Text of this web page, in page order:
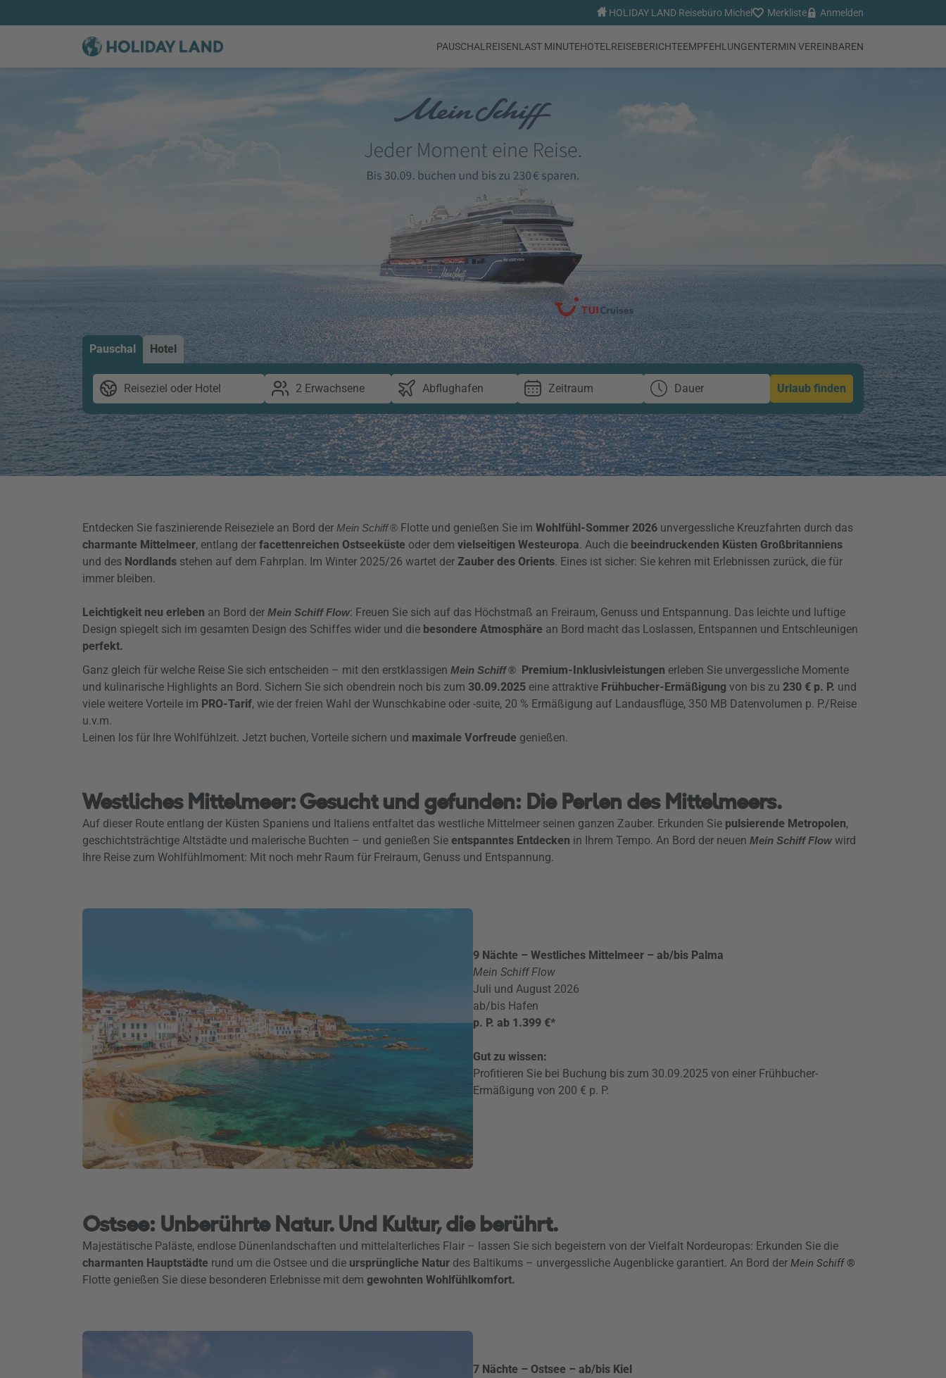
HOLIDAY LAND Reisebüro Michel Merkliste Anmelden
PAUSCHALREISENLAST MINUTEHOTEL REISEBERICHTEEMPFEHLUNGENTERMIN VEREINBAREN
Pauschal Hotel
Reiseziel oder Hotel 2 Erwachsene Abflughafen Zeitraum Dauer Urlaub finden
Entdecken Sie faszinierende Reiseziele an Bord der Mein Schiff® Flotte und genießen Sie im Wohlfühl-Sommer 2026 unvergessliche Kreuzfahrten durch das
charmante Mittelmeer, entlang der facettenreichen Ostseeküste oder dem vielseitigen Westeuropa. Auch die beeindruckenden Küsten Großbritanniens
und des Nordlands stehen auf dem Fahrplan. Im Winter 2025/26 wartet der Zauber des Orients. Eines ist sicher: Sie kehren mit Erlebnissen zurück, die für
immer bleiben.
Leichtigkeit neu erleben an Bord der Mein SchiffFlow: Freuen Sie sich auf das Höchstmaß an Freiraum, Genuss und Entspannung. Das leichte und luftige
Design spiegelt sich im gesamten Design des Schiffes wider und die besondere Atmosphäre an Bord macht das Loslassen, Entspannen und Entschleunigen
perfekt.
Ganz gleich für welche Reise Sie sich entscheiden – mit den erstklassigen Mein Schiff® Premium-Inklusivleistungen erleben Sie unvergessliche Momente
und kulinarische Highlights an Bord. Sichern Sie sich obendrein noch bis zum 30.09.2025 eine attraktive Frühbucher-Ermäßigung von bis zu 230 € p. P. und
viele weitere Vorteile im PRO-Tarif, wie der freien Wahl der Wunschkabine oder -suite, 20 % Ermäßigung auf Landausflüge, 350 MB Datenvolumen p. P./Reise
u.v.m.
Leinen los für Ihre Wohlfühlzeit. Jetzt buchen, Vorteile sichern und maximale Vorfreude genießen.
Westliches Mittelmeer: Gesucht und gefunden: Die Perlen des Mittelmeers.
Auf dieser Route entlang der Küsten Spaniens und Italiens entfaltet das westliche Mittelmeer seinen ganzen Zauber. Erkunden Sie pulsierende Metropolen,
geschichtsträchtige Altstädte und malerische Buchten – und genießen Sie entspanntes Entdecken in Ihrem Tempo. An Bord der neuen Mein Schiff Flow wird
Ihre Reise zum Wohlfühlmoment: Mit noch mehr Raum für Freiraum, Genuss und Entspannung.
9 Nächte – Westliches Mittelmeer – ab/bis Palma
Mein Schiff Flow
Juli und August 2026
ab/bis Hafen
p. P. ab 1.399 €*
Gut zu wissen:
Profitieren Sie bei Buchung bis zum 30.09.2025 von einer Frühbucher-
Ermäßigung von 200 € p. P.
Ostsee: Unberührte Natur. Und Kultur, die berührt.
Majestätische Paläste, endlose Dünenlandschaften und mittelalterliches Flair – lassen Sie sich begeistern von der Vielfalt Nordeuropas: Erkunden Sie die
charmanten Hauptstädte rund um die Ostsee und die ursprüngliche Natur des Baltikums – unvergessliche Augenblicke garantiert. An Bord der Mein Schiff®
Flotte genießen Sie diese besonderen Erlebnisse mit dem gewohnten Wohlfühlkomfort.
7 Nächte – Ostsee – ab/bis Kiel